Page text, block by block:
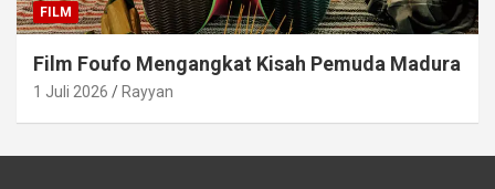
FILM
Film Foufo Mengangkat Kisah Pemuda Madura
1 Juli 2026 Rayyan